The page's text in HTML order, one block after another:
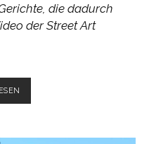
die dadurch
der Street Art
VANDAL